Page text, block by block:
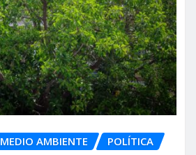
MEDIO AMBIENTE POLÍTICA